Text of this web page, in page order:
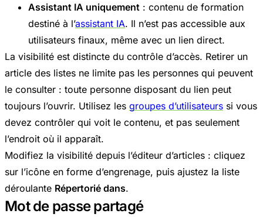
Assistant IA uniquement : contenu de formation
destiné à l’assistant IA. Il n’est pas accessible aux
utilisateurs finaux, même avec un lien direct.
La visibilité est distincte du contrôle d’accès. Retirer un
article des listes ne limite pas les personnes qui peuvent
le consulter : toute personne disposant du lien peut
toujours l’ouvrir. Utilisez les groupes d’utilisateurs si vous
devez contrôler qui voit le contenu, et pas seulement
l’endroit où il apparaît.
Modifiez la visibilité depuis l’éditeur d’articles : cliquez
sur l’icône en forme d’engrenage, puis ajustez la liste
déroulante Répertorié dans.
Mot de passe partagé